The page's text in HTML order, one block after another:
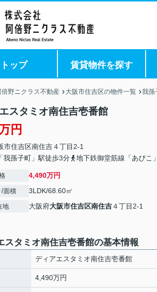
トップ 賃貸物件を探す
野ニクラス不動産 大阪市住吉区の物件一覧 我孫
スタミオ南住吉壱番館
円
市住吉区南住吉４丁目2-1
我孫子町」駅徒歩3分
地下鉄御堂筋線「あびこ
4,490万円
/面積 3LDK/68.60㎡
地 大阪府大阪市住吉区南住吉４丁目2-1
スタミオ南住吉壱番館の基本情報
ディアエスタミオ南住吉壱番館
4,490万円